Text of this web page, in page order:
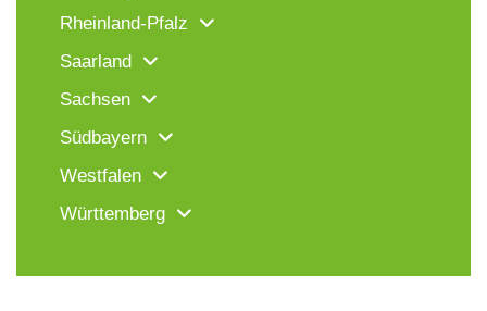
Rheinland-Pfalz
Saarland
Sachsen
Südbayern
Westfalen
Württemberg